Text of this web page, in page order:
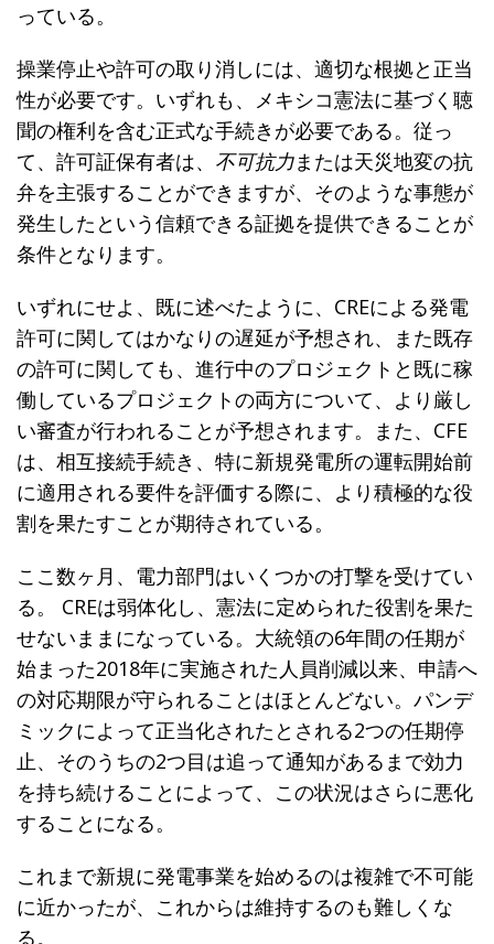
っている。
操業停止や許可の取り消しには、適切な根拠と正当
性が必要です。いずれも、メキシコ憲法に基づく聴
聞の権利を含む正式な手続きが必要である。従っ
て、許可証保有者は、 不可抗力または天災地変の抗
弁を主張することができますが、そのような事態が
発生したという信頼できる証拠を提供できることが
条件となります。
いずれにせよ、既に述べたように、CREによる発電
許可に関してはかなりの遅延が予想され、また既存
の許可に関しても、進行中のプロジェクトと既に稼
働しているプロジェクトの両方について、より厳し
い審査が行われることが予想されます。また、CFE
は、相互接続手続き、特に新規発電所の運転開始前
に適用される要件を評価する際に、より積極的な役
割を果たすことが期待されている。
ここ数ヶ月、電力部門はいくつかの打撃を受けてい
る。 CREは弱体化し、憲法に定められた役割を果た
せないままになっている。大統領の6年間の任期が
始まった2018年に実施された人員削減以来、申請へ
の対応期限が守られることはほとんどない。パンデ
ミックによって正当化されたとされる2つの任期停
止、そのうちの2つ目は追って通知があるまで効力
を持ち続けることによって、この状況はさらに悪化
することになる。
これまで新規に発電事業を始めるのは複雑で不可能
に近かったが、これからは維持するのも難しくな
る。